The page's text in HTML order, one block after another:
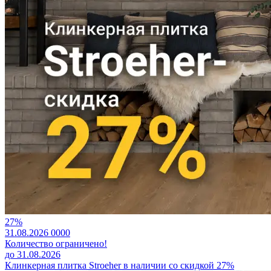
27%
31.08.2026 0000
Количество ограничено!
до 31.08.2026
Клинкерная плитка Stroeher в наличии со скидкой 27%